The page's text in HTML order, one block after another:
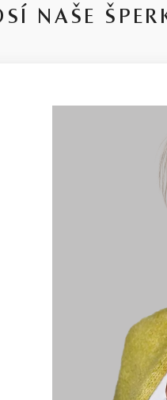
Excellent, fluorescencia
stupne v parametroch
kvality a ceny. Kamene
nádychom, ktorý v žltom či
farba J, výbrus Excellent,
za férovú cenu. Jedná sa o
SI1, farba H, výbrus Excellent,
ktorí chcú to najlepšie, bez
GIA, čo
vystavený jedinou znaleckou
dodaný, vystavený
NAŠE